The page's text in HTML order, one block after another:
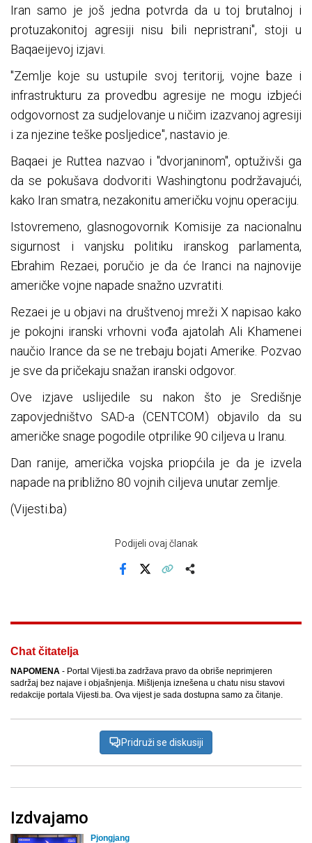
Iran samo je još jedna potvrda da u toj brutalnoj i
protuzakonitoj agresiji nisu bili nepristrani", stoji u
Baqaeijevoj izjavi.
"Zemlje koje su ustupile svoj teritorij, vojne baze i
infrastrukturu za provedbu agresije ne mogu izbjeći
odgovornost za sudjelovanje u ničim izazvanoj agresiji
i za njezine teške posljedice", nastavio je.
Baqaei je Ruttea nazvao i "dvorjaninom", optuživši ga
da se pokušava dodvoriti Washingtonu podržavajući,
kako Iran smatra, nezakonitu američku vojnu operaciju.
Istovremeno, glasnogovornik Komisije za nacionalnu
sigurnost i vanjsku politiku iranskog parlamenta,
Ebrahim Rezaei, poručio je da će Iranci na najnovije
američke vojne napade snažno uzvratiti.
Rezaei je u objavi na društvenoj mreži X napisao kako
je pokojni iranski vrhovni vođa ajatolah Ali Khamenei
naučio Irance da se ne trebaju bojati Amerike. Pozvao
je sve da pričekaju snažan iranski odgovor.
Ove izjave uslijedile su nakon što je Središnje
zapovjedništvo SAD-a (CENTCOM) objavilo da su
američke snage pogodile otprilike 90 ciljeva u Iranu.
Dan ranije, američka vojska priopćila je da je izvela
napade na približno 80 vojnih ciljeva unutar zemlje.
(Vijesti.ba)
Podijeli ovaj članak
Chat čitatelja
NAPOMENA - Portal Vijesti.ba zadržava pravo da obriše neprimjeren
sadržaj bez najave i objašnjenja. Mišljenja iznešena u chatu nisu stavovi
redakcije portala Vijesti.ba. Ova vijest je sada dostupna samo za čitanje.
Pridruži se diskusiji
Izdvajamo
Pjongjang